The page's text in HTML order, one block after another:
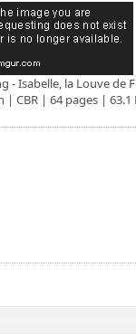
- Isabelle, la Louve de
| CBR | 64 pages | 63.1